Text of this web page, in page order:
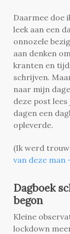
Daarmee doe
leek aan een
onnozele
aan denken
kranten en
schrijven.
naar mijn
deze post
dagen een
opleverde.
(Ik werd
van deze man
Dagboek
begon
Kleine
lockdown